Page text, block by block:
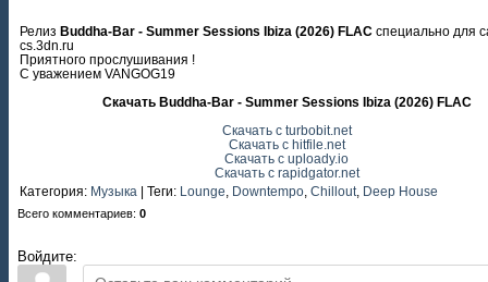
Релиз Buddha-Bar - Summer Sessions Ibiza (2026) FLAC специально для
cs.3dn.ru
Приятного прослушивания !
С уважением VANGOG19
Скачать Buddha-Bar - Summer Sessions Ibiza (2026) FLAC
Скачать с turbobit.net
Скачать с hitfile.net
Скачать с uploady.io
Скачать с rapidgator.net
Категория: Музыка | Теги: Lounge Downtempo Chillout Deep House
Всего комментариев: 0
Войдите: